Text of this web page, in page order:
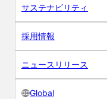
サステナビリティ
採用情報
ニュースリリース
Global